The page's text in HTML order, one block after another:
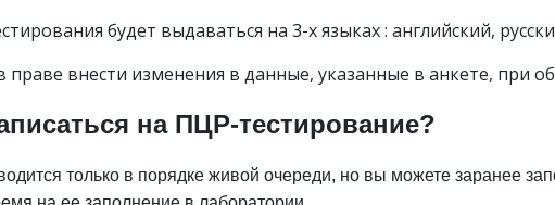
будет выдаваться на 3-х языках : английский,
праве внести изменения в данные, указанные в анкете, при
на ПЦР-тестирование?
только в порядке живой очереди, но вы можете заранее